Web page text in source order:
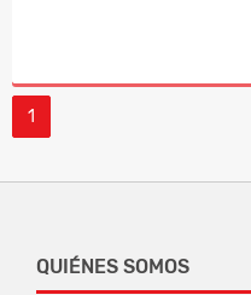
1
QUIÉNES SOMOS